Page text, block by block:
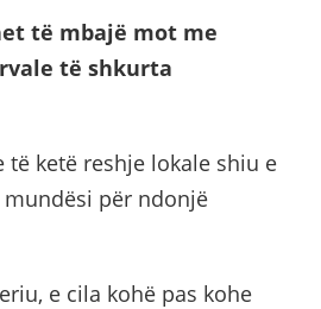
të mbajë mot me
të shkurta
të ketë reshje lokale shiu e
për ndonjë
e cila kohë pas kohe